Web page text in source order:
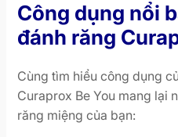
Công dụng nổi
đánh răng
Cùng tìm hiểu công dụng
Curaprox Be You mang lại
răng miệng của bạn: